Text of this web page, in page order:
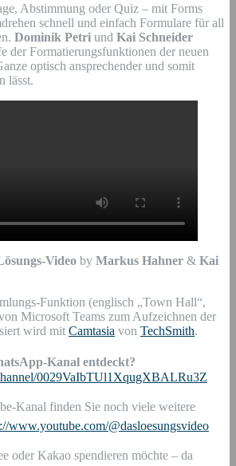
Abstimmung oder Quiz – mit Forms
schnell und einfach Formulare für all
Dominik Petri und Kai Schneider
der Formatierungsfunktionen der neuen
optisch ansprechender und somit
lässt.
Video by Markus Hahner & Kai
Funktion (englisch „Town Hall“,
Microsoft Teams zum Aufzeichnen der
wird mit Camtasia von TechSmith.
Kanal entdeckt?
0029VaIbTUl1XqugXBALRu3Z
Kanal finden Sie noch viele weitere
www.youtube.com/@dasloesungsvideo
oder Kakao spendieren möchte – da